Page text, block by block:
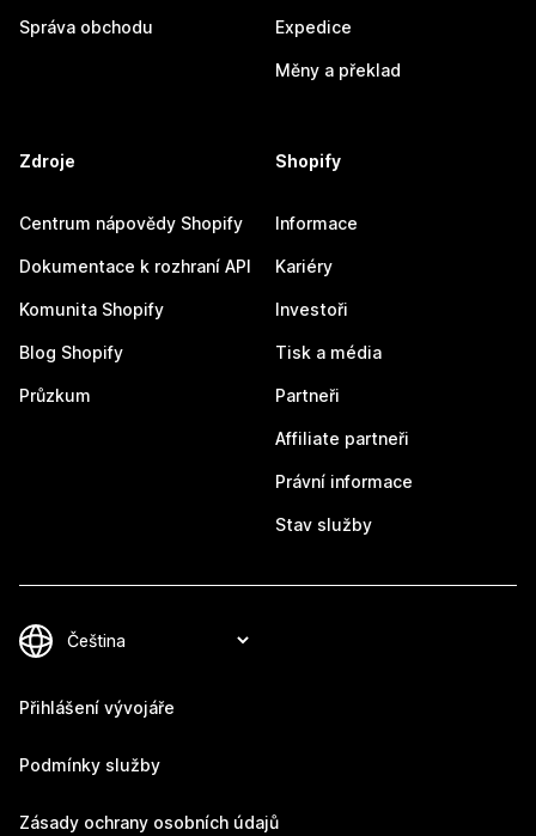
Správa obchodu Expedice
Měny a překlad
Zdroje
Centrum nápovědy Shopify
Dokumentace k rozhraní API
Komunita Shopify
Blog Shopify
Průzkum
Shopify
Informace
Kariéry
Investoři
Tisk a média
Partneři
Affiliate partneři
Právní informace
Stav služby
Přihlášení vývojáře
Podmínky služby
Zásady ochrany osobních údajů